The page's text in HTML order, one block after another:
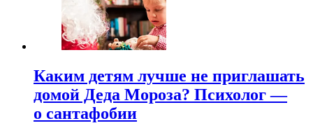
Каким детям лучше не приглашать
домой Деда Мороза? Психолог —
о сантафобии